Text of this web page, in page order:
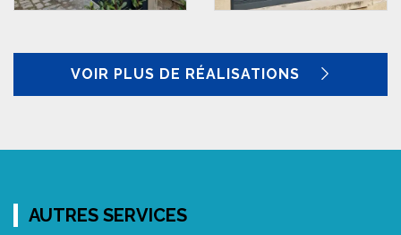
VOIR PLUS DE RÉALISATIONS
AUTRES SERVICES